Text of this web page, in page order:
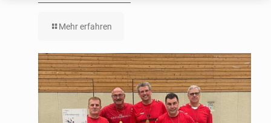
Mehr erfahren